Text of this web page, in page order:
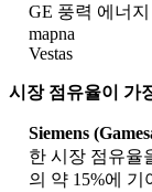
GE 풍력 에너지
mapna
Vestas
시장 점유율이 가
Siemens
한 시장 점유율
의 약 15%에 기